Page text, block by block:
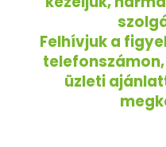
Felhívjuk a
üzleti